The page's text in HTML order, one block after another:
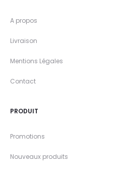
A propos
Livraison
Mentions Légales
Contact
PRODUIT
Promotions
Nouveaux produits